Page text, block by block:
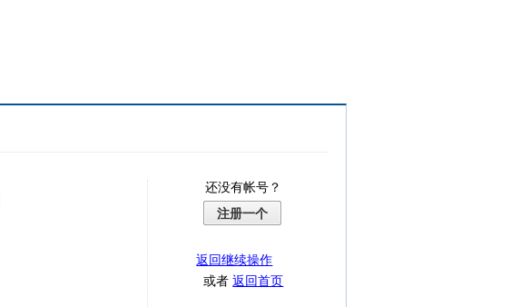
还没有帐号？
注册一个
返回继续操作
或者返回首页